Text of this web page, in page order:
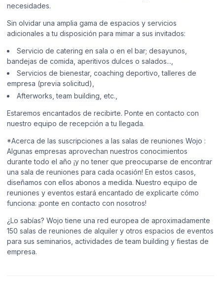
necesidades.
Sin olvidar una amplia gama de espacios y servicios
adicionales a tu disposición para mimar a sus invitados:
Servicio de catering en sala o en el bar; desayunos,
bandejas de comida, aperitivos dulces o salados...,
Servicios de bienestar, coaching deportivo, talleres de
empresa (previa solicitud),
Afterworks, team building, etc.,
Estaremos encantados de recibirte. Ponte en contacto con
nuestro equipo de recepción a tu llegada.
*Acerca de las suscripciones a las salas de reuniones Wojo :
Algunas empresas aprovechan nuestros conocimientos
durante todo el año ¡y no tener que preocuparse de encontrar
una sala de reuniones para cada ocasión! En estos casos,
diseñamos con ellos abonos a medida. Nuestro equipo de
reuniones y eventos estará encantado de explicarte cómo
funciona: ¡ponte en contacto con nosotros!
¿Lo sabías? Wojo tiene una red europea de aproximadamente
150 salas de reuniones de alquiler y otros espacios de eventos
para sus seminarios, actividades de team building y fiestas de
empresa.